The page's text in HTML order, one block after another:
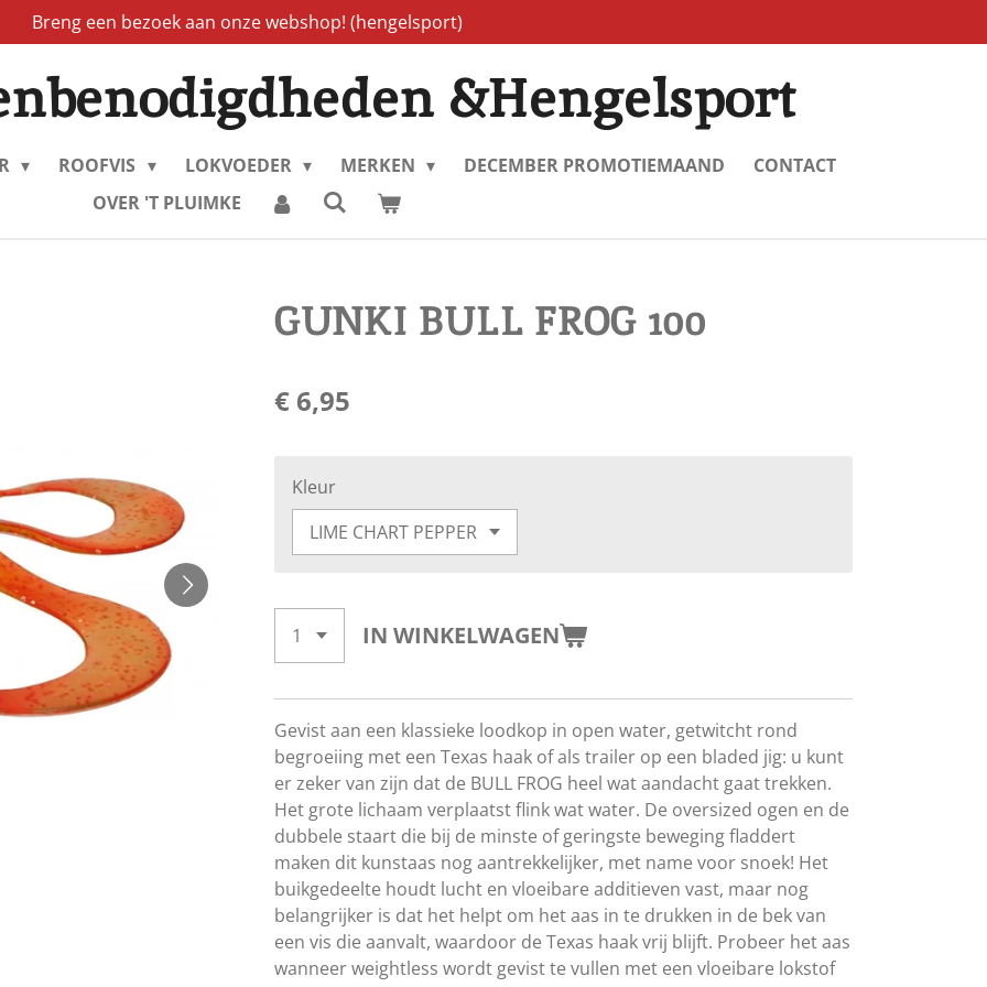
Breng een bezoek aan onze webshop! (hengelsport)
&Hengelsport
ROOFVIS LOKVOEDER MERKEN DECEMBER PROMOTIEMAAND
CONTACT
OVER 'T PLUIMKE
GUNKI BULL FROG 100
€ 6,95
Kleur
IN WINKELWAGEN
Gevist aan een klassieke loodkop in open water, getwitcht rond
begroeiing met een Texas haak of als trailer op een bladed jig: u kunt
er zeker van zijn dat de BULL FROG heel wat aandacht gaat trekken.
Het grote lichaam verplaatst flink wat water. De oversized ogen en de
dubbele staart die bij de minste of geringste beweging fladdert
maken dit kunstaas nog aantrekkelijker, met name voor snoek! Het
buikgedeelte houdt lucht en vloeibare additieven vast, maar nog
belangrijker is dat het helpt om het aas in te drukken in de bek van
een vis die aanvalt, waardoor de Texas haak vrij blijft. Probeer het aas
wanneer weightless wordt gevist te vullen met een vloeibare lokstof